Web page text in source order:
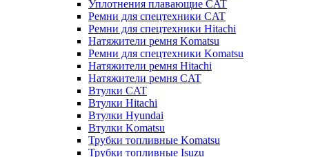
Уплотнения плавающие CAT
Ремни для спецтехники CAT
Ремни для спецтехники Hitachi
Натяжители ремня Komatsu
Ремни для спецтехники Komatsu
Натяжители ремня Hitachi
Натяжители ремня CAT
Втулки CAT
Втулки Hitachi
Втулки Hyundai
Втулки Komatsu
Трубки топливные Komatsu
Трубки топливные Isuzu